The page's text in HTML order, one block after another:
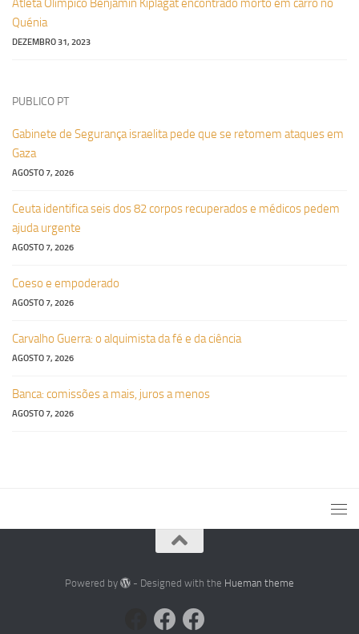
Atleta Olímpico Benjamin Kiplagat encontrado morto em carro no
Quénia
DEZEMBRO 31, 2023
PUBLICO PT
Gabinete de Segurança israelita pede que se retomem ataques em
Gaza
AGOSTO 7, 2026
Ceuta identifica seis dos 82 corpos recuperados e médicos pedem
ajuda urgente
AGOSTO 7, 2026
Coeso e empoderado
AGOSTO 7, 2026
Carvalho Guerra: o alquimista da fé e da ciência
AGOSTO 7, 2026
Banca: comissões a mais, juros a menos
AGOSTO 7, 2026
Powered by - Designed with the Hueman theme